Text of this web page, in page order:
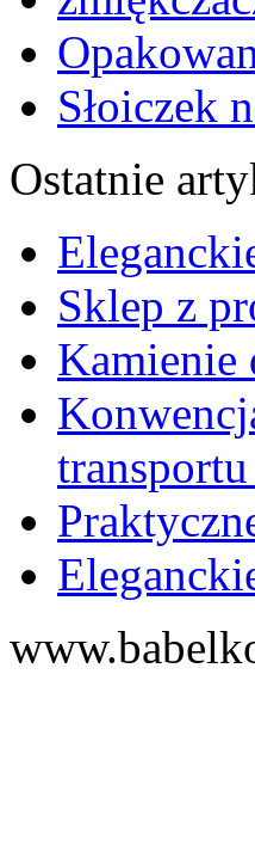
Słoiczek
Ostatnie
Sklep z
Kamienie